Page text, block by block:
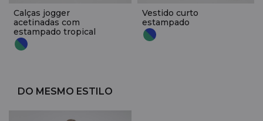
Calças jogger
acetinadas com
estampado tropical
Vestido curto
estampado
DO MESMO ESTILO